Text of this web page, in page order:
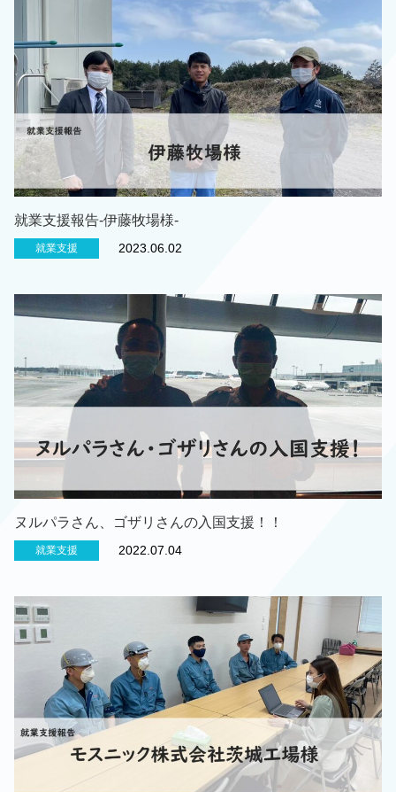
就業支援報告-伊藤牧場様-
就業支援 2023.06.02
ヌルパラさん、ゴザリさんの入国支援！！
就業支援 2022.07.04